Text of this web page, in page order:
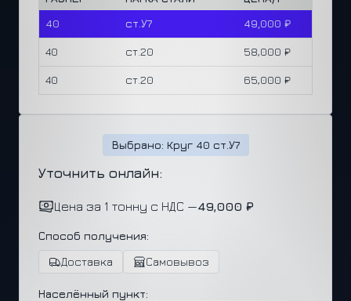
40
ст.У7 49,000 ₽
40 ст.20 58,000 ₽
40 ст.20 65,000 ₽
Выбрано: Круг 40 ст.У7
Уточнить онлайн:
Цена за 1 тонну с НДС —49,000 ₽
Способ получения:
Доставка
Самовывоз
Населённый пункт: